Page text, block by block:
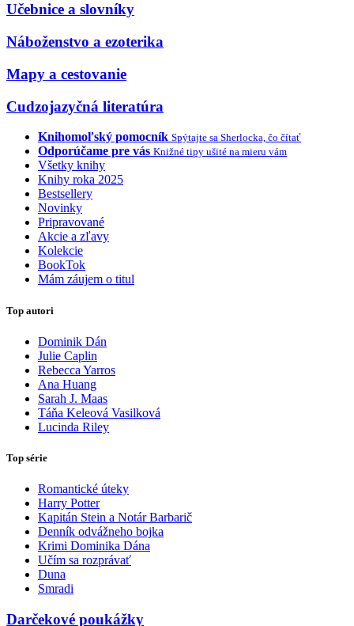
Učebnice a slovníky
Náboženstvo a ezoterika
Mapy a cestovanie
Cudzojazyčná literatúra
Knihomoľský pomocník Spýtajte sa Sherlocka, čo čítať
Odporúčame pre vás Knižné tipy ušité na mieru vám
Všetky knihy
Knihy roka 2025
Bestsellery
Novinky
Pripravované
Akcie a zľavy
Kolekcie
BookTok
Mám záujem o titul
Top autori
Dominik Dán
Julie Caplin
Rebecca Yarros
Ana Huang
Sarah J. Maas
Táňa Keleová Vasilková
Lucinda Riley
Top série
Romantické úteky
Harry Potter
Kapitán Stein a Notár Barbarič
Denník odvážneho bojka
Krimi Dominika Dána
Učím sa rozprávať
Duna
Smradi
Darčekové poukážky